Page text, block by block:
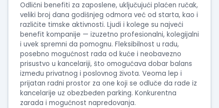
Odlični benefiti za zaposlene, uključujući plaćen ručak,
veliki broj dana godišnjeg odmora već od starta, kao i
različite timske aktivnosti. Ljudi i kolege su najveći
benefit kompanije — izuzetno profesionalni, kolegijalni
i uvek spremni da pomognu. Fleksibilnost u radu,
posebno mogućnost rada od kuće i neobavezno
prisustvo u kancelariji, što omogućava dobar balans
između privatnog i poslovnog života. Veoma lep i
prijatan radni prostor za one koji se odluče da rade iz
kancelarije uz obezbeđen parking. Konkurentna
zarada i mogućnost napredovanja.